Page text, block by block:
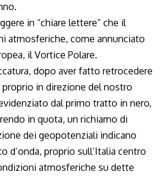
in “chiare lettere” che il
atmosferiche, come annunciato
il Vortice Polare.
dopo aver fatto retrocedere
proprio in direzione del nostro
dal primo tratto in nero,
in quota, un richiamo di
dei geopotenziali indicano
d’onda, proprio sull’Italia centro
atmosferiche su dette